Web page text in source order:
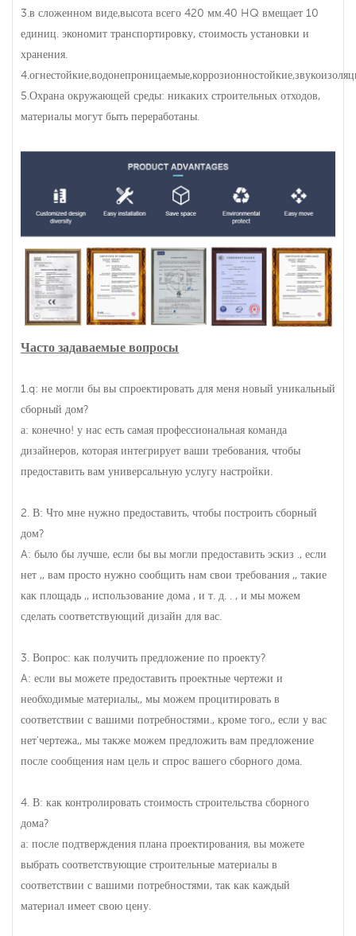
3.в сложенном виде,высота всего 420 мм.40 HQ вмещает 10
единиц. экономит транспортировку, стоимость установки и
хранения.
5.Охрана окружающей среды: никаких строительных отходов,
материалы могут быть переработаны.
Часто задаваемые вопросы
1.q: не могли бы вы спроектировать для меня новый уникальный
сборный дом?
а: конечно! у нас есть самая профессиональная команда
дизайнеров, которая интегрирует ваши требования, чтобы
предоставить вам универсальную услугу настройки.
2. В: Что мне нужно предоставить, чтобы построить сборный
дом?
A: было бы лучше, если бы вы могли предоставить эскиз ., если
нет ,, вам просто нужно сообщить нам свои требования ,, такие
как площадь ,, использование дома , и т. д. . , и мы можем
сделать соответствующий дизайн для вас.
3. Вопрос: как получить предложение по проекту?
A: если вы можете предоставить проектные чертежи и
необходимые материалы,, мы можем процитировать в
соответствии с вашими потребностями., кроме того,, если у вас
нет'чертежа,, мы также можем предложить вам предложение
после сообщения нам цель и спрос вашего сборного дома.
4. В: как контролировать стоимость строительства сборного
дома?
а: после подтверждения плана проектирования, вы можете
выбрать соответствующие строительные материалы в
соответствии с вашими потребностями, так как каждый
материал имеет свою цену.